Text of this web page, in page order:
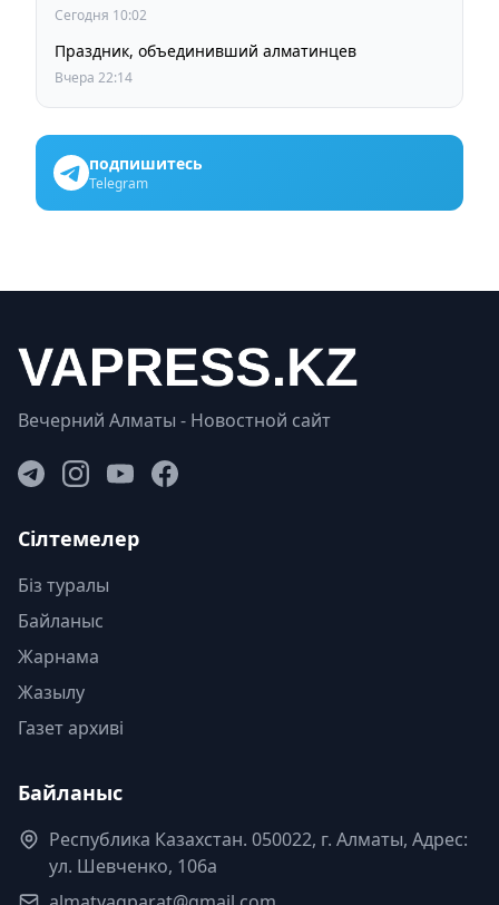
Сегодня 10:02
Праздник, объединивший алматинцев
Вчера 22:14
подпишитесь
Telegram
Вечерний Алматы - Новостной сайт
Сілтемелер
Біз туралы
Байланыс
Жарнама
Жазылу
Газет архиві
Байланыс
Республика Казахстан. 050022, г. Алматы, Адрес:
ул. Шевченко, 106а